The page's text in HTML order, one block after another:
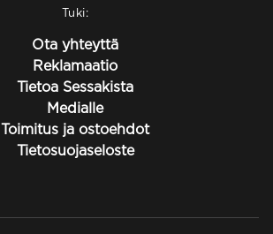
Tuki:
Ota yhteyttä
Reklamaatio
Tietoa Sessakista
Medialle
Toimitus ja ostoehdot
Tietosuojaseloste